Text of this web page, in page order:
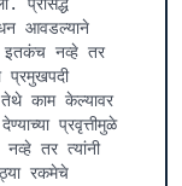
आवडल्याने
इतकंच नव्हे तर
प्रमुखपदी
तेथे काम केल्यावर
प्रवृत्तीमुळे
तर त्यांनी
रकमेचे